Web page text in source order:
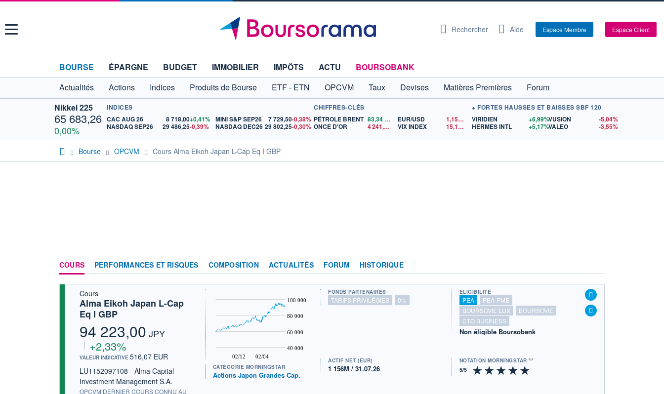
Menu Rechercher Aide Espace Membre Espace Client
BOURSE ÉPARGNE BUDGET IMMOBILIER IMPÔTS ACTU
BOURSOBANK
Actualités
Actions Indices Produits de Bourse ETF - ETN OPCVM Taux Devises Matières Premières
Forum
Nikkei 225
65 683,26
0,00%
INDICES
CAC AUG 26
8 718,00+0,41%
NASDAQ SEP26
29 486,25-0,39%
MINI S&P SEP26 7 729,50-0,38%
NASDAQ DEC26 29 802,25-0,30%
CHIFFRES-CLÉS
PÉTROLE BRENT 83,34$US
ONCE D'OR
4 241,56 $US
EUR/USD 1,1522
$US
VIX INDEX
15,15$US
+ FORTES HAUSSES ET BAISSES SBF 120
VIRIDIEN
+6,99%
HERMES INTL
+5,17%
VUSION
-5,04%
VALEO
-3,55%
Bourse OPCVM Cours Alma Eikoh Japan L-Cap Eq I GBP
COURS PERFORMANCES ET RISQUES COMPOSITION ACTUALITÉS FORUM HISTORIQUE
Cours
Alma Eikoh Japan L-Cap
Eq I GBP
94 223,00 JPY
+2,33%
VALEUR INDICATIVE 516,07 EUR
LU1152097108 - Alma Capital
Investment Management S.A.
OPCVM DERNIER COURS CONNU AU
02/12 02/04
40 000
60 000
80 000
100 000
CATÉGORIE MORNINGSTAR
Actions Japon Grandes Cap.
FONDS PARTENAIRES
TARIFS PRIVILÉGIÉS 0%
ÉLIGIBILITÉ
PEA
PEA-PME
BOURSOVIE LUX
BOURSOVIE
CTO BUSINESS
Non éligible Boursobank
ACTIF NET (EUR)
1 156M / 31.07.26
NOTATION MORNINGSTAR ⁽¹⁾